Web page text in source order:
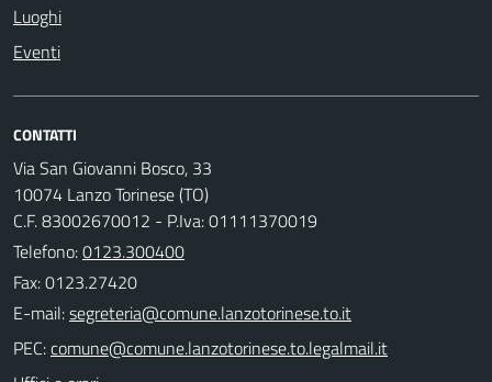
Luoghi
Eventi
CONTATTI
Via San Giovanni Bosco, 33
10074 Lanzo Torinese (TO)
C.F. 83002670012 - P.Iva: 01111370019
Telefono:0123.300400
Fax: 0123.27420
E-mail:
PEC: